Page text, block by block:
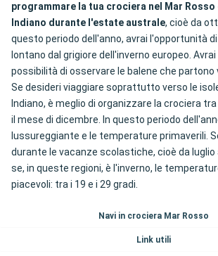
programmare la tua crociera nel Mar Rosso
Indiano durante l'estate australe, cioè da
questo periodo dell'anno, avrai l'opportunità
lontano dal grigiore dell'inverno europeo.
possibilità di osservare le balene che partono
Se desideri viaggiare soprattutto verso le
Indiano, è meglio di organizzare la crociera
il mese di dicembre. In questo periodo
lussureggiante e le temperature primaverili.
durante le vacanze scolastiche, cioè da luglio
se, in queste regioni, è l'inverno, le
piacevoli: tra i 19 e i 29 gradi.
Navi in crociera Mar Rosso
Link utili